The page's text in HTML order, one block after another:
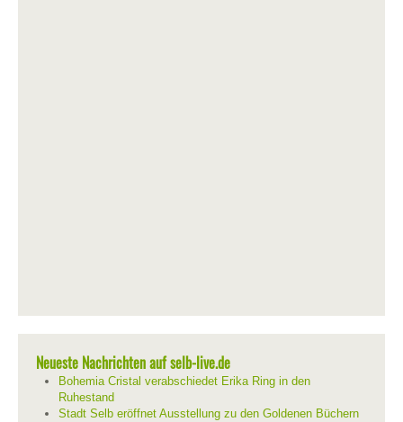
Neueste Nachrichten auf selb-live.de
Bohemia Cristal verabschiedet Erika Ring in den
Ruhestand
Stadt Selb eröffnet Ausstellung zu den Goldenen Büchern